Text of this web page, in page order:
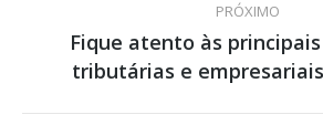
PRÓXIMO
Próximo
post:
Fique atento às
tributárias e